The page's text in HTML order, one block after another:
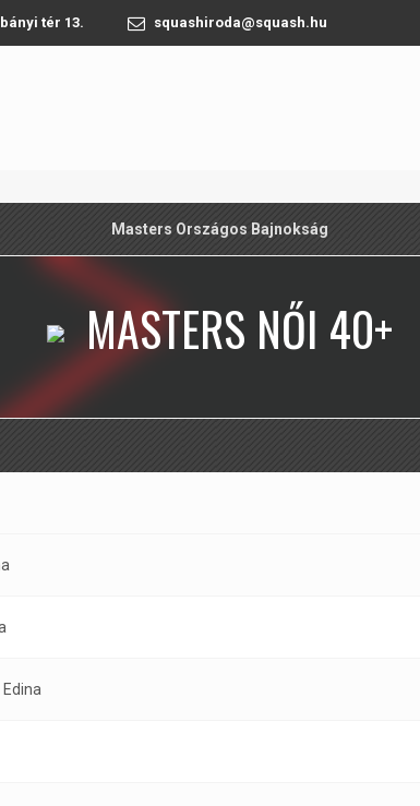
tér 13. squashiroda@squash.hu
Masters Országos Bajnokság
MASTERS NŐI 40+